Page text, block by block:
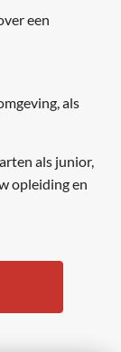
een
als
als junior,
opleiding en